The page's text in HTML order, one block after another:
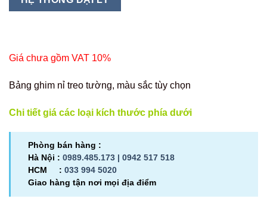
Giá chưa gồm VAT 10%
Bảng ghim nỉ treo tường, màu sắc tùy chọn
Chi tiết giá các loại kích thước phía dưới
Phòng bán hàng :
Hà Nội : 0989.485.173 | 0942 517 518
HCM : 033 994 5020
Giao hàng tận nơi mọi địa điểm